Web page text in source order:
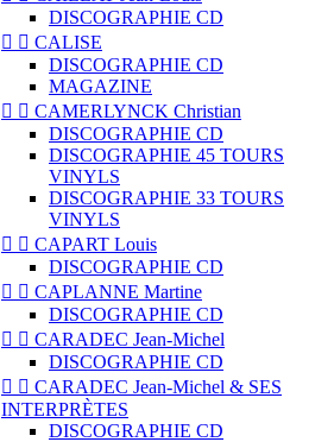
DISCOGRAPHIE CD
  CALISE
DISCOGRAPHIE CD
MAGAZINE
  CAMERLYNCK Christian
DISCOGRAPHIE CD
DISCOGRAPHIE 45 TOURS
VINYLS
DISCOGRAPHIE 33 TOURS
VINYLS
  CAPART Louis
DISCOGRAPHIE CD
  CAPLANNE Martine
DISCOGRAPHIE CD
  CARADEC Jean-Michel
DISCOGRAPHIE CD
  CARADEC Jean-Michel & SES
INTERPRÈTES
DISCOGRAPHIE CD